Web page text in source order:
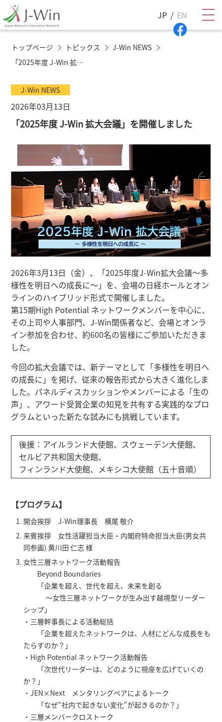
JP EN
トップページ トピックス
J-Win NEWS
「2025年度 J-Win 拡大会議」を開催しました
J-Win NEWS
2026年03月13日
「2025年度 J-Win 拡大会議」を開催しました
2026年3月13日（金）、「2025年度J-Win拡大会議～多
様性を明日への成長に～」を、会場の日経ホールとオン
ラインのハイブリッド形式で開催しました。
第15期High Potential ネットワークメンバーを中心に、
その上司や人事部門、J-Win関係者など、会場とオンラ
イン参加を合わせ、約600名の皆様にご参加いただきま
した。
今回の拡大会議では、新テーマとして「多様性を明日へ
の成長に」を掲げ、従来の報告形式から大きく進化しま
した。パネルディスカッションやメンバーによる「生の
声」、アワード受賞企業の知見を共有する実践的なプロ
グラムといった新たな試みにも挑戦しています。
後援：アイルランド大使館、スウェーデン大使館、
セルビア共和国大使館、
フィンランド大使館、メキシコ大使館（五十音順）
【プログラム】
開会挨拶 J-Win理事長 横尾 敬介
来賓挨拶 女性活躍担当大臣・内閣府特命担当大臣(男女共
同参画) 黄川田 仁志 様
女性三層ネットワーク活動報告
Beyond Boundaries
「企業を超え、世代を超え、未来を創る
～女性三層ネットワークが生み出す越境型リーダー
シップ」
・三層幹事長による活動総括
「企業を超えたネットワークは、人材にどんな成長をも
たらすのか？」
・High Potential ネットワーク活動報告
「次世代リーダーは、どのように視座を広げていくの
か？」
・JEN×Next メンタリングペアによるトーク
「なぜ“社内で起きない変化”が起きるのか？」
・三層メンバークロストーク